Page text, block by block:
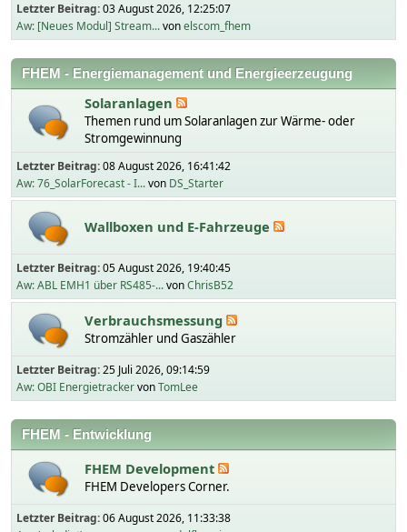
Letzter Beitrag:03 August 2026, 12:25:07
Aw: [Neues Modul] Stream...vonelscom_fhem
FHEM - Energiemanagement und Energieerzeugung
Solaranlagen
Themen rund um Solaranlagen zur Wärme- oder
Stromgewinnung
Letzter Beitrag:08 August 2026, 16:41:42
Aw: 76_SolarForecast - I...von DS_Starter
Wallboxen und E-Fahrzeuge
Letzter Beitrag:05 August 2026, 19:40:45
Aw: ABL EMH1 über RS485-...vonChrisB52
Verbrauchsmessung
Stromzähler und Gaszähler
Letzter Beitrag:25 Juli 2026, 09:14:59
Aw: OBI EnergietrackervonTomLee
FHEM - Entwicklung
FHEM Development
FHEM Developers Corner.
Letzter Beitrag:06 August 2026, 11:33:38